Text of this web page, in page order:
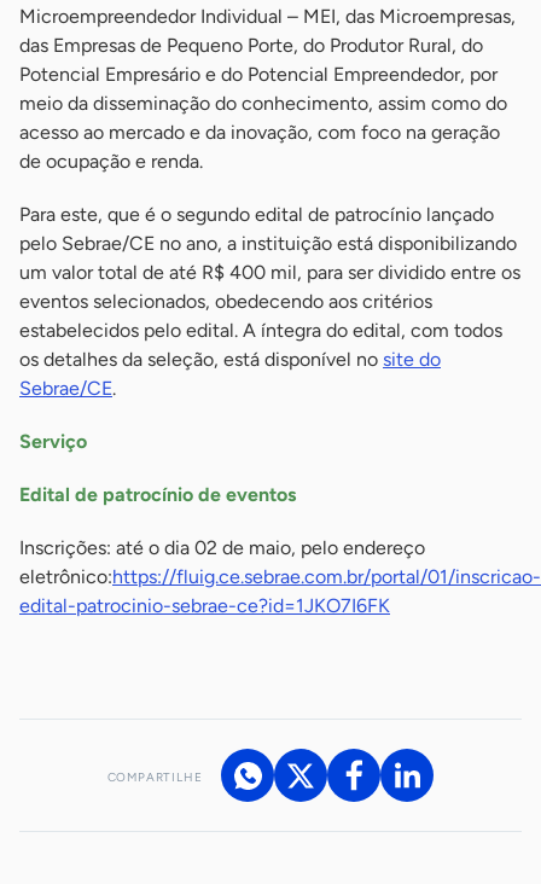
Microempreendedor Individual – MEI, das Microempresas,
das Empresas de Pequeno Porte, do Produtor Rural, do
Potencial Empresário e do Potencial Empreendedor, por
meio da disseminação do conhecimento, assim como do
acesso ao mercado e da inovação, com foco na geração
de ocupação e renda.
Para este, que é o segundo edital de patrocínio lançado
pelo Sebrae/CE no ano, a instituição está disponibilizando
um valor total de até R$ 400 mil, para ser dividido entre os
eventos selecionados, obedecendo aos critérios
estabelecidos pelo edital. A íntegra do edital, com todos
os detalhes da seleção, está disponível no site do
Sebrae/CE.
Serviço
Edital de patrocínio de eventos
Inscrições: até o dia 02 de maio, pelo endereço
eletrônico:https://fluig.ce.sebrae.com.br/portal/01/inscricao-
edital-patrocinio-sebrae-ce?id=1JKO7I6FK
COMPARTILHE